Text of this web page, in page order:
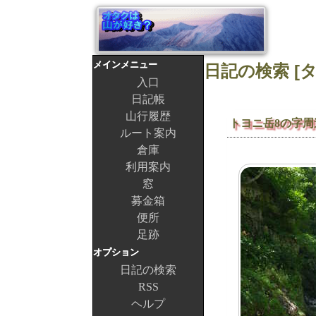
トヨニ岳8の字
メインメニュー
入口
日記帳
山行履歴
ルート案内
倉庫
利用案内
窓
募金箱
便所
足跡
オプション
日記の検索
RSS
ヘルプ